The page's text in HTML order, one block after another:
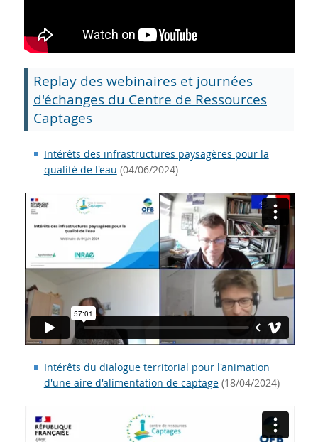
Replay des webinaires et journées
d'échanges du Centre de Ressources
Captages
Intérêts des infrastructures paysagères pour la
qualité de l'eau (04/06/2024)
Intérêts du dialogue territorial pour l'animation
d'une aire d'alimentation de captage(18/04/2024)